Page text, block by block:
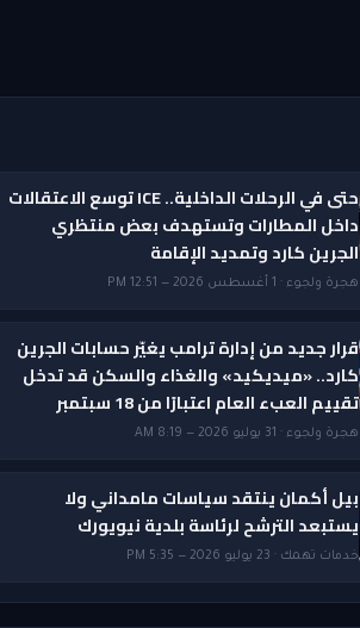
حتى في الرحلات الداخلية.. ICE توسع الاعتقالات
داخل المطارات وتستهدف بعض منتظري
الجرين كارد وتمديد الإقامة
هجرة ولجوء · 1 أغسطس 2026 — 12:51 PM
قرار جديد من إدارة ترامب يغيّر حسابات الجرين
كارد.. «ميديكيد» والغذاء والسكن قد تدخل
تقييم العبء العام اعتبارًا من 18 سبتمبر
هجرة ولجوء · 31 يوليو 2026 — 8:19 AM
بيل أكمان ينتقد سياسات مامداني ولا
يستبعد الترشح لرئاسة بلدية نيويورك
خدمات تهمك · 23 يوليو 2026 — 5:35 PM